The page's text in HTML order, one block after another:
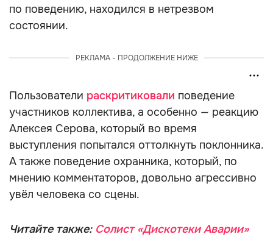
по поведению, находился в нетрезвом
состоянии.
РЕКЛАМА - ПРОДОЛЖЕНИЕ НИЖЕ
Пользователи раскритиковали поведение
участников коллектива, а особенно — реакцию
Алексея Серова, который во время
выступления попытался оттолкнуть поклонника.
А также поведение охранника, который, по
мнению комментаторов, довольно агрессивно
увёл человека со сцены.
Читайте также: Солист «Дискотеки Аварии»